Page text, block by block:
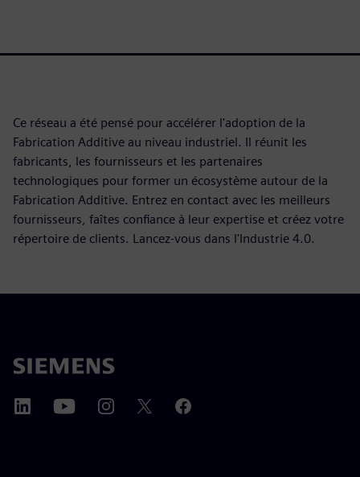
Ce réseau a été pensé pour accélérer l'adoption de la
Fabrication Additive au niveau industriel. Il réunit les
fabricants, les fournisseurs et les partenaires
technologiques pour former un écosystème autour de la
Fabrication Additive. Entrez en contact avec les meilleurs
fournisseurs, faîtes confiance à leur expertise et créez votre
répertoire de clients. Lancez-vous dans l'Industrie 4.0.